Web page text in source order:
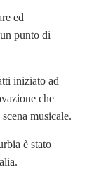
ed
punto di
iniziato ad
che
musicale.
è stato